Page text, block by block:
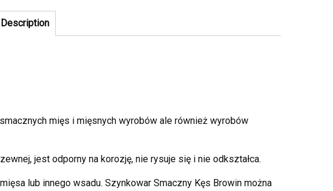
Description
mięs i mięsnych wyrobów ale również wyrobów
jest odporny na korozję, nie rysuje się i nie odkształca.
lub innego wsadu. Szynkowar Smaczny Kęs Browin można